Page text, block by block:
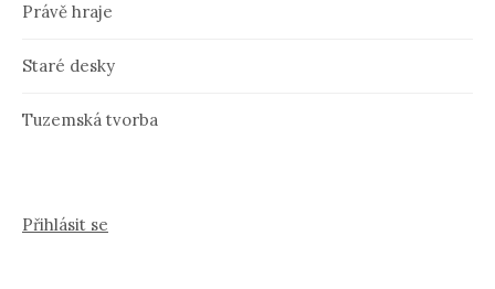
Právě hraje
Staré desky
Tuzemská tvorba
Přihlásit se